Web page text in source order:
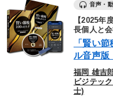
優秀各社の智恵と戦略
若手異才経営者の発想
リーダーの器量を学ぶ
音声・
【2025年
長個人と
「賢い
ル音声版
福岡 雄吉
ビジテッ
士)